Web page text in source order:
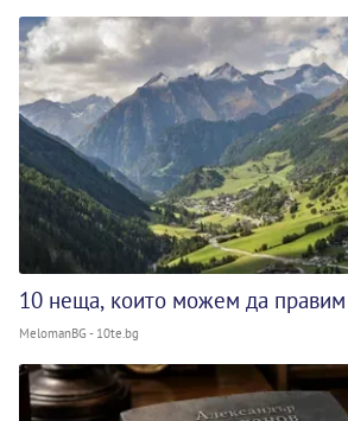
10 неща, които можем да
MelomanBG - 10te.bg